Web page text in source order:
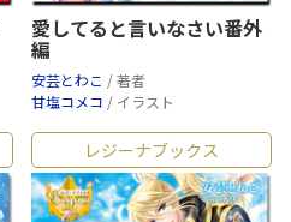
愛してると言いなさい番外
編
安芸とわこ / 著者
甘塩コメコ / イラスト
レジーナブックス